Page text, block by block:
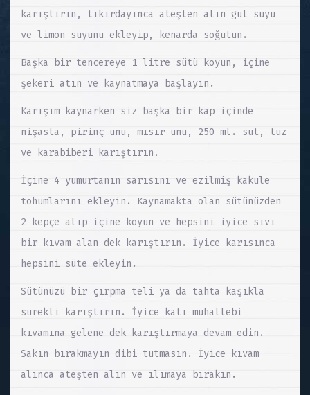
karıştırın, tıkırdayınca ateşten alın gül suyu
ve limon suyunu ekleyip, kenarda soğutun.
Başka bir tencereye 1 litre sütü koyun, içine
şekeri atın ve kaynatmaya başlayın.
Karışım kaynarken siz başka bir kap içinde
nişasta, pirinç unu, mısır unu, 250 ml. süt, tuz
ve karabiberi karıştırın.
İçine 4 yumurtanın sarısını ve ezilmiş kakule
tohumlarını ekleyin. Kaynamakta olan sütünüzden
2 kepçe alıp içine koyun ve hepsini iyice sıvı
bir kıvam alan dek karıştırın. İyice karısınca
hepsini süte ekleyin.
Sütünüzü bir çırpma teli ya da tahta kaşıkla
sürekli karıştırın. İyice katı muhallebi
kıvamına gelene dek karıştırmaya devam edin.
Sakın bırakmayın dibi tutmasın. İyice kıvam
alınca ateşten alın ve ılımaya bırakın.